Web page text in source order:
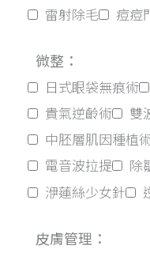
雷射除毛
痘痘
微整：
日式眼袋無痕術
貴氣逆齡術
雙
中胚層肌因種植
電音波拉提
除
洢蓮絲少女針
皮膚管理：